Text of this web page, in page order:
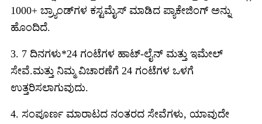
1000+ ಬ್ರ್ಯಾಂಡ್‌ಗಳ ಕಸ್ಟಮೈಸ್ ಮಾಡಿದ ಪ್ಯಾಕೇಜಿಂಗ್ ಅನ್ನು
ಹೊಂದಿದೆ.
3. 7 ದಿನಗಳು*24 ಗಂಟೆಗಳ ಹಾಟ್-ಲೈನ್ ಮತ್ತು ಇಮೇಲ್
ಸೇವೆ.ಮತ್ತು ನಿಮ್ಮ ವಿಚಾರಣೆಗೆ 24 ಗಂಟೆಗಳ ಒಳಗೆ
ಉತ್ತರಿಸಲಾಗುವುದು.
4. ಸಂಪೂರ್ಣ ಮಾರಾಟದ ನಂತರದ ಸೇವೆಗಳು, ಯಾವುದೇ